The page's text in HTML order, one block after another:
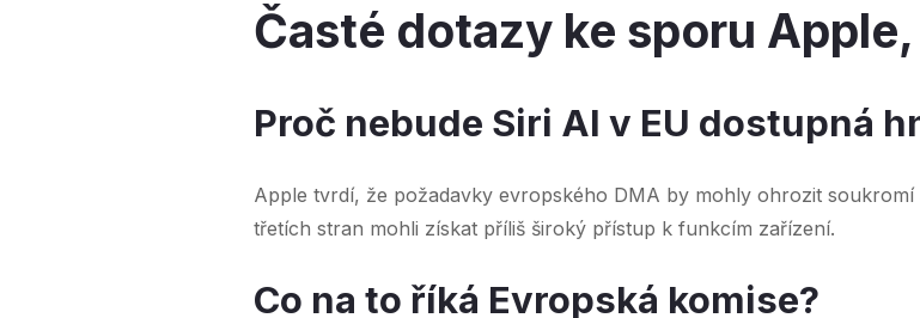
Časté dotazy ke sporu Apple,
Proč nebude Siri AI v EU dostupná
Apple tvrdí, že požadavky evropského DMA by mohly ohrozit
třetích stran mohli získat příliš široký přístup k funkcím zařízení.
Co na to říká Evropská komise?